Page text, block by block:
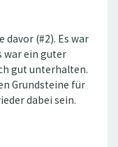
davor (#2). Es war
war ein guter
gut unterhalten.
Grundsteine für
dabei sein.